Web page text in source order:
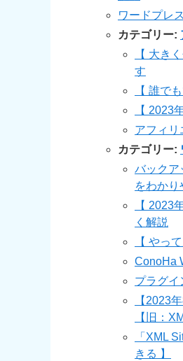
ワードプレ
カテゴリー:
【 大き
す
【 誰で
【 2023
アフィリ
カテゴリー:
バックア
をわかり
【 2023
く解説
【 やっ
ConoHa
プラグイ
【2023
【旧：
「XML
きる 】